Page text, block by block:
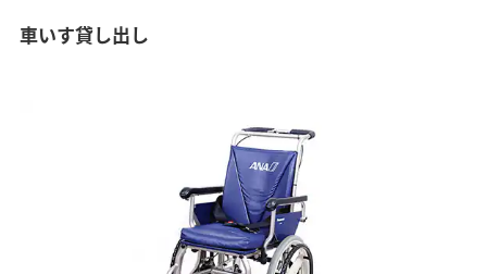
車いす貸し出し